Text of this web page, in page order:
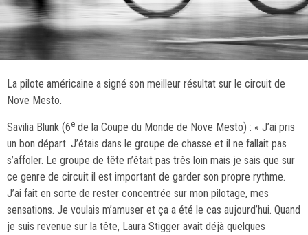
La pilote américaine a signé son meilleur résultat sur le circuit de
Nove Mesto.
Savilia Blunk (6e de la Coupe du Monde de Nove Mesto) : « J’ai pris
un bon départ. J’étais dans le groupe de chasse et il ne fallait pas
s’affoler. Le groupe de tête n’était pas très loin mais je sais que sur
ce genre de circuit il est important de garder son propre rythme.
J’ai fait en sorte de rester concentrée sur mon pilotage, mes
sensations. Je voulais m’amuser et ça a été le cas aujourd’hui. Quand
je suis revenue sur la tête, Laura Stigger avait déjà quelques